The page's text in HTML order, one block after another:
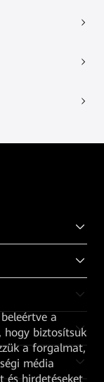
a
hogy biztosítsuk
a forgalmat,
média
és hirdetéseket